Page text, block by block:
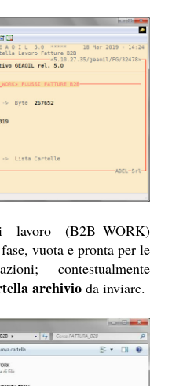
(B2B_WORK)
vuota e pronta per le
contestualmente
archivio da inviare.